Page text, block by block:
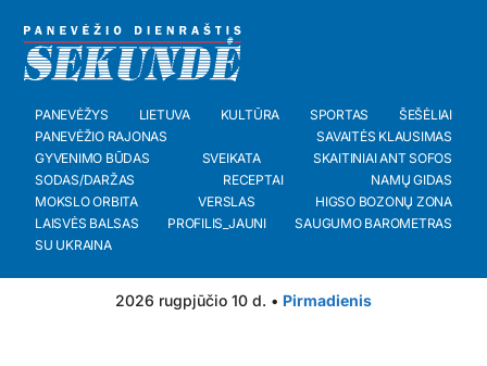
PANEVĖŽYS LIETUVA KULTŪRA SPORTAS
ŠEŠĖLIAI
PANEVĖŽIO RAJONAS
SAVAITĖS KLAUSIMAS
GYVENIMO BŪDAS
SVEIKATA
SKAITINIAI ANT SOFOS
SODAS/DARŽAS
RECEPTAI
NAMŲ GIDAS
MOKSLO ORBITA
VERSLAS
HIGSO BOZONŲ ZONA
LAISVĖS BALSAS
PROFILIS_JAUNI
SAUGUMO BAROMETRAS
SU UKRAINA
2026 rugpjūčio 10 d. • Pirmadienis